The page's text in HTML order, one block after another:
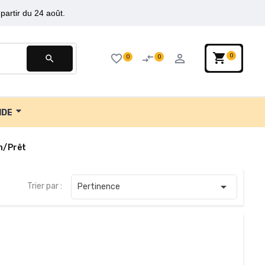
du 24 août.
shopping_cart 0
person_outline
compare_arrows 0
favorite_border 0
search
Prêt
Trier par : Pertinence 